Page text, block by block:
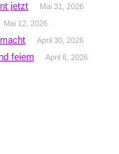
jetzt Mai 31, 2026
Mai 12, 2026
April 30, 2026
feiern April 6, 2026